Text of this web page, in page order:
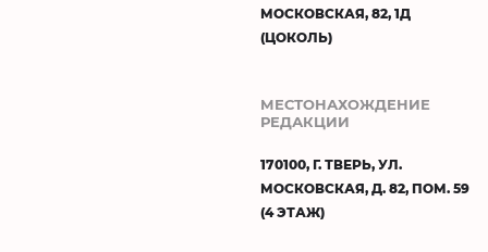
МОСКОВСКАЯ, 82, 1Д
(ЦОКОЛЬ)
МЕСТОНАХОЖДЕНИЕ
РЕДАКЦИИ
170100, Г. ТВЕРЬ, УЛ.
МОСКОВСКАЯ, Д. 82, ПОМ. 59
(4 ЭТАЖ)